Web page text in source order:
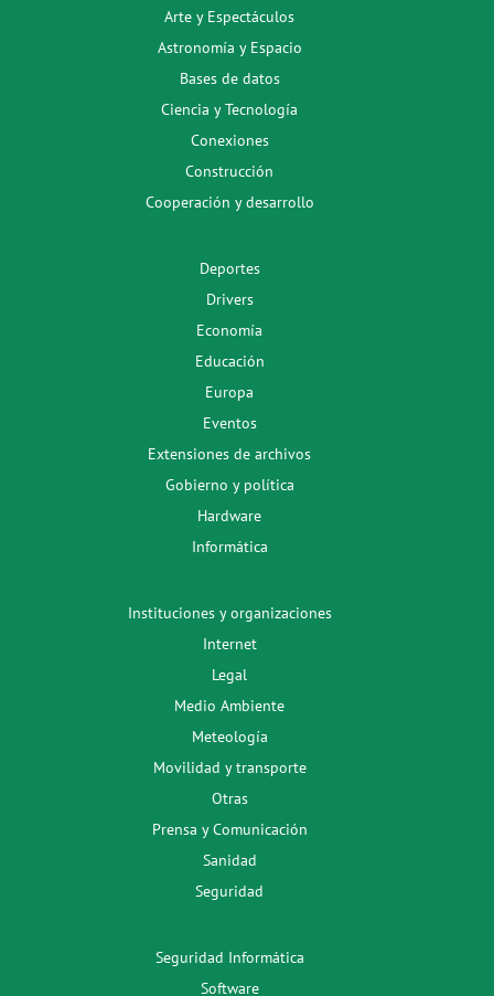
Arte y Espectáculos
Astronomía y Espacio
Bases de datos
Ciencia y Tecnología
Conexiones
Construcción
Cooperación y desarrollo
Deportes
Drivers
Economía
Educación
Europa
Eventos
Extensiones de archivos
Gobierno y política
Hardware
Informática
Instituciones y organizaciones
Internet
Legal
Medio Ambiente
Meteología
Movilidad y transporte
Otras
Prensa y Comunicación
Sanidad
Seguridad
Seguridad Informática
Software